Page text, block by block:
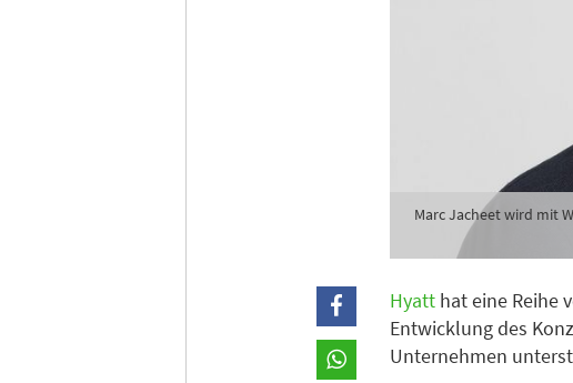
Marc Jacheet wird mit
Hyatt hat eine Reihe
Entwicklung des
Unternehmen